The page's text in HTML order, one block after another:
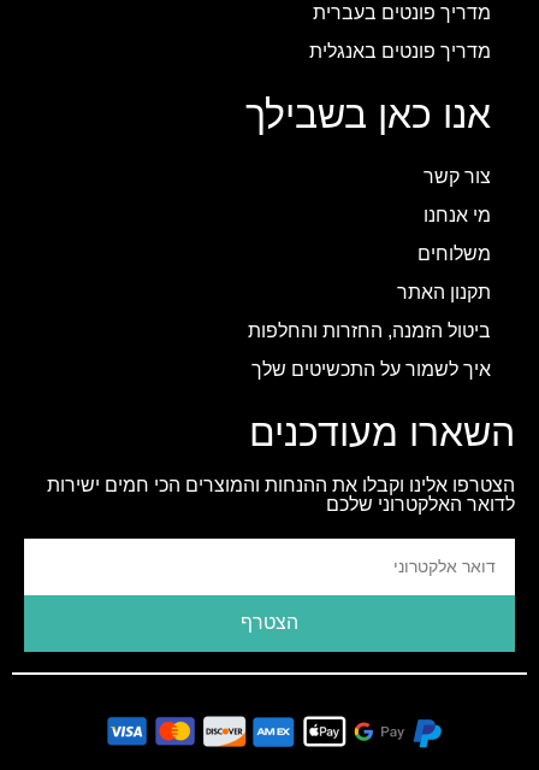
מדריך פונטים בעברית
מדריך פונטים באנגלית
אנו כאן בשבילך
צור קשר
מי אנחנו
משלוחים
תקנון האתר
ביטול הזמנה, החזרות והחלפות
איך לשמור על התכשיטים שלך
השארו מעודכנים
הצטרפו אלינו וקבלו את ההנחות והמוצרים הכי חמים ישירות
לדואר האלקטרוני שלכם
הצטרף